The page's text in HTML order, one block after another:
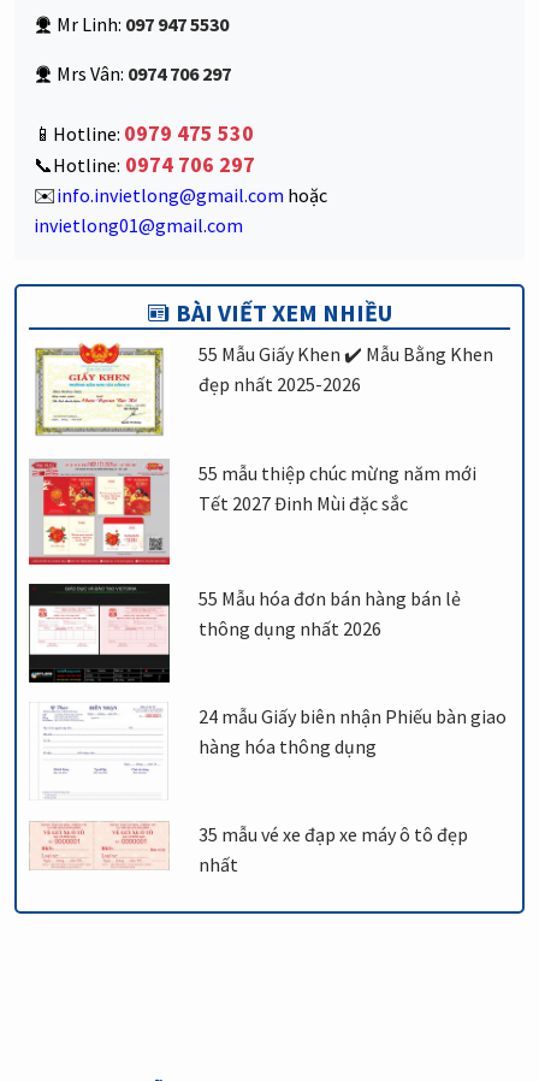
Mr Linh: 097 947 5530
Mrs Vân: 0974 706 297
📱Hotline: 0979 475 530
📞Hotline: 0974 706 297
✉️info.invietlong@gmail.com hoặc
invietlong01@gmail.com
BÀI VIẾT XEM NHIỀU
55 Mẫu Giấy Khen ✔️ Mẫu Bằng Khen
đẹp nhất 2025-2026
55 mẫu thiệp chúc mừng năm mới
Tết 2027 Đinh Mùi đặc sắc
55 Mẫu hóa đơn bán hàng bán lẻ
thông dụng nhất 2026
24 mẫu Giấy biên nhận Phiếu bàn giao
hàng hóa thông dụng
35 mẫu vé xe đạp xe máy ô tô đẹp
nhất